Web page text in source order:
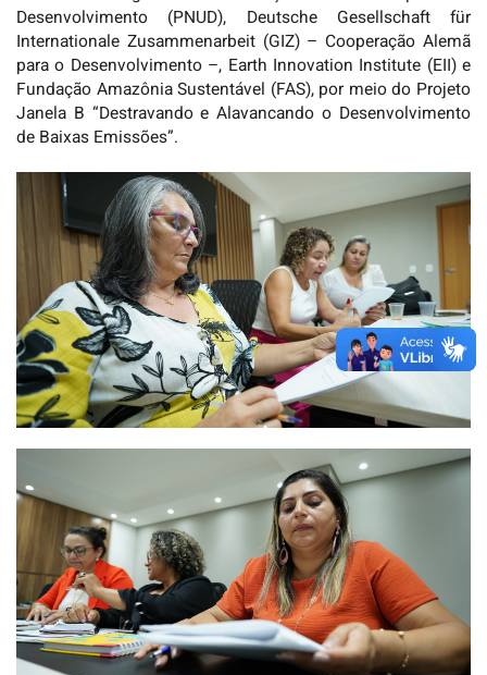
Desenvolvimento (PNUD), Deutsche Gesellschaft für
Internationale Zusammenarbeit (GIZ) – Cooperação Alemã
para o Desenvolvimento –, Earth Innovation Institute (EII) e
Fundação Amazônia Sustentável (FAS), por meio do Projeto
Janela B “Destravando e Alavancando o Desenvolvimento
de Baixas Emissões”.